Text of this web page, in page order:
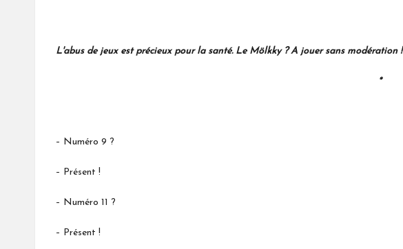
L'abus de jeux est précieux pour la santé. Le Mölkky ? A jouer sans modération !
*
– Numéro 9 ?
– Présent !
– Numéro 11 ?
– Présent !